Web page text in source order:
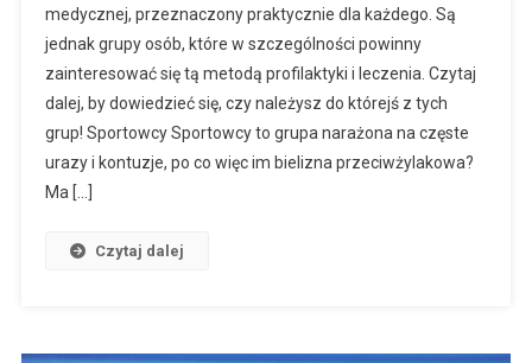
medycznej, przeznaczony praktycznie dla każdego. Są
jednak grupy osób, które w szczególności powinny
zainteresować się tą metodą profilaktyki i leczenia. Czytaj
dalej, by dowiedzieć się, czy należysz do którejś z tych
grup! Sportowcy Sportowcy to grupa narażona na częste
urazy i kontuzje, po co więc im bielizna przeciwżylakowa?
Ma […]
Czytaj dalej